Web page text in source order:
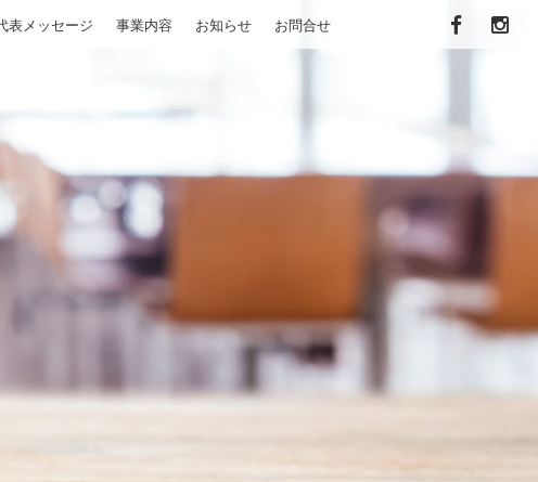
表メッセージ 事業内容 お知らせ お問合せ